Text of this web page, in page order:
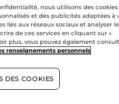
nous utilisons des cookies
et des publicités adaptées à
liés aux réseaux sociaux et analyser le
de ces services en cliquant sur «
plus, vous pouvez également
renseignements personnels
DES COOKIES